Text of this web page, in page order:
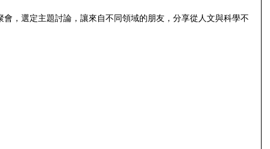
，選定主題討論，讓來自不同領域的朋友，分享從人文與科學不